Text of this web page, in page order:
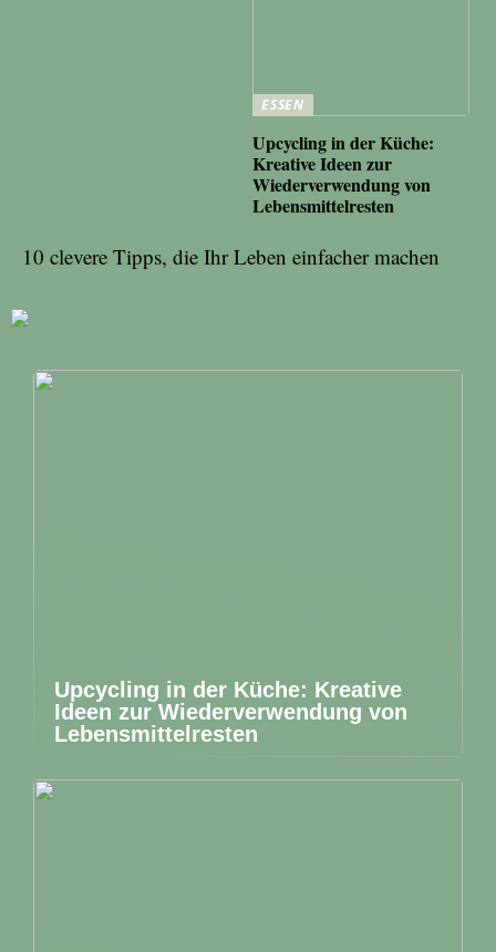
ESSEN
Upcycling in der Küche:
Kreative Ideen zur
Wiederverwendung von
Lebensmittelresten
10 clevere Tipps, die Ihr Leben einfacher machen
Upcycling in der Küche: Kreative
Ideen zur Wiederverwendung von
Lebensmittelresten